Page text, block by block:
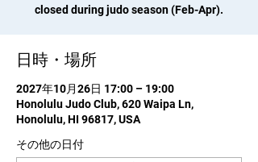
closed during judo season (Feb-Apr).
日時・場所
2027年10月26日 17:00 – 19:00
Honolulu Judo Club, 620 Waipa Ln,
Honolulu, HI 96817, USA
その他の日付